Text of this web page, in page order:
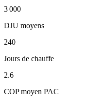
3 000
DJU moyens
240
Jours de chauffe
2.6
COP moyen PAC